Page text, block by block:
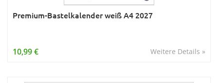
Premium-Bastelkalender weiß A4 2027
Weitere Details »
10,99 €